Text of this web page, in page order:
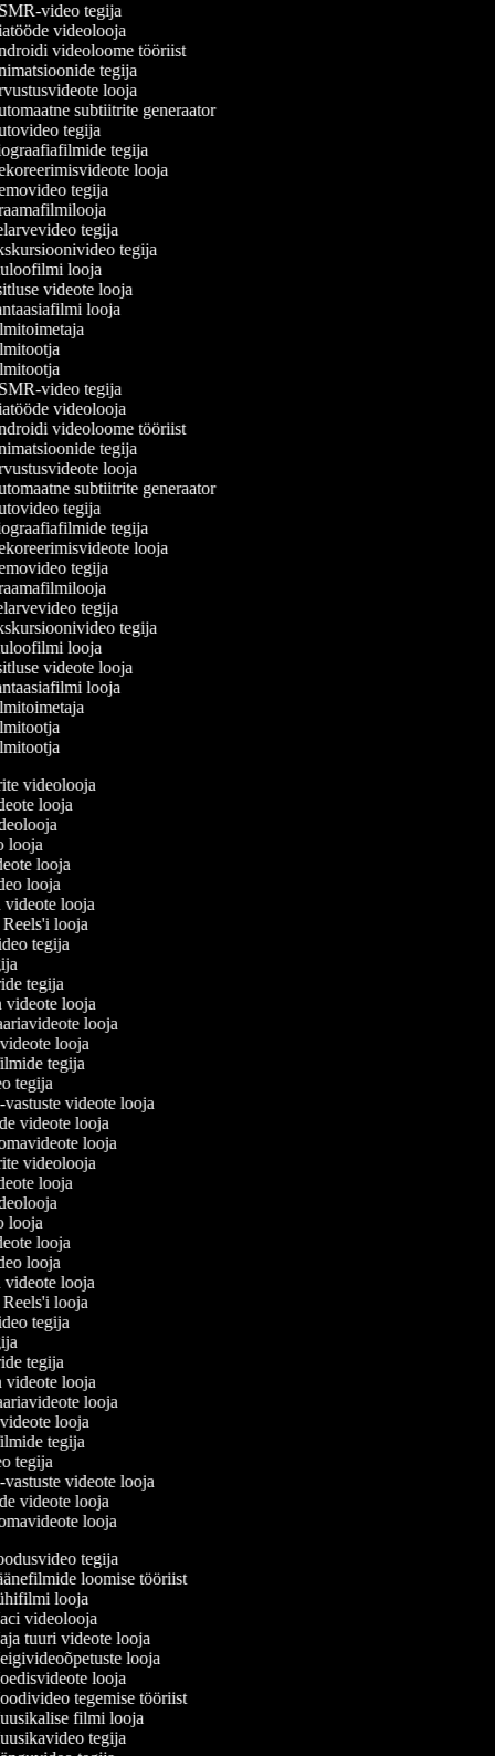
video tegija
videolooja
videoloome tööriist
tegija
looja
subtiitrite generaator
tegija
tegija
looja
tegija
tegija
tegija
looja
videote looja
looja
video tegija
videolooja
videoloome tööriist
tegija
looja
subtiitrite generaator
tegija
tegija
looja
tegija
tegija
tegija
looja
videote looja
looja
videolooja
looja
looja
looja
looja
videote looja
Reels'i looja
tegija
tegija
videote looja
looja
looja
tegija
tegija
vastuste videote looja
videote looja
looja
videolooja
looja
looja
looja
looja
videote looja
Reels'i looja
tegija
tegija
videote looja
looja
looja
tegija
tegija
vastuste videote looja
videote looja
looja
tegija
loomise tööriist
looja
videolooja
tuuri videote looja
looja
looja
tegemise tööriist
filmi looja
tegija